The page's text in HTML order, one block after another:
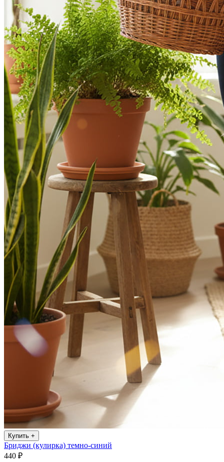
Купить +
Бриджи (кулирка) темно-синий
440 ₽